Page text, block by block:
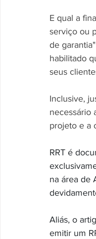
E qual a
serviço ou
de
habilitado
seus
Inclusive,
necessário
projeto e a
RRT é
na área de
Aliás, o
emitir um